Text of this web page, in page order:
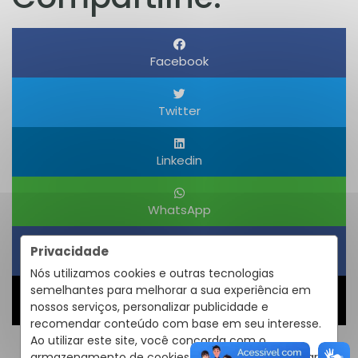
Privacidade
Nós utilizamos cookies e outras tecnologias
semelhantes para melhorar a sua experiência em
nossos serviços, personalizar publicidade e
recomendar conteúdo com base em seu interesse.
Ao utilizar este site, você concorda com o
Facebook
Twitter
Linkedin
WhatsApp
Compartilhar